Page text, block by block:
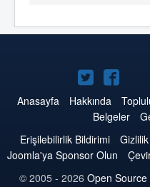
Twitter'da
Joomla
Anasayfa Hakkında
Belgeler
Erişilebilirlik Bildirimi
Joomla'ya Sponsor Olun
© 2005 - 2026 Open